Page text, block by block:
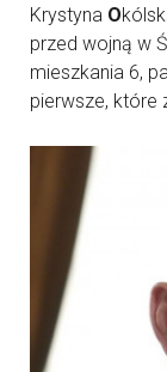
Krystyna O
przed wojną w
mieszkania 6,
pierwsze, które